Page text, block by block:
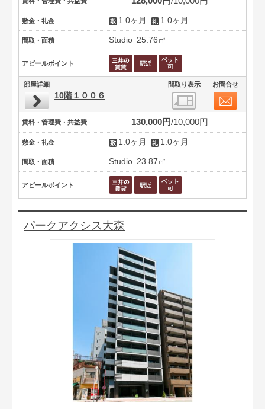
敷金・礼金 1.0ヶ月 1.0ヶ月
間取・面積 Studio 25.76㎡
アピールポイント
部屋詳細 間取り表示 お問合せ
10階１００６
賃料・管理費・共益費 130,000円 10,000円
敷金・礼金 1.0ヶ月 1.0ヶ月
間取・面積 Studio 23.87㎡
アピールポイント
パークアクシス大森